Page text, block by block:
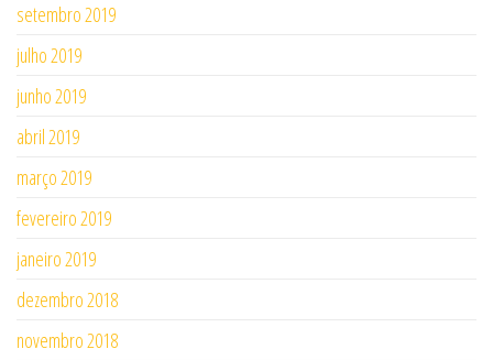
setembro 2019
julho 2019
junho 2019
abril 2019
março 2019
fevereiro 2019
janeiro 2019
dezembro 2018
novembro 2018